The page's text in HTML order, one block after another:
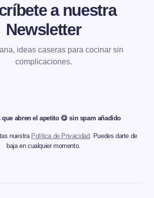
a nuestra
Newsletter
ideas caseras para cocinar sin
complicaciones.
abren el apetito 😋 sin spam añadido
nuestra Política de Privacidad. Puedes darte de
baja en cualquier momento.